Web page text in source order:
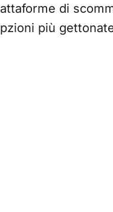
di
più